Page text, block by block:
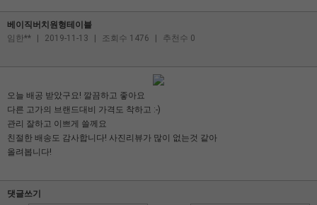
베이직버치원형테이블
임한**
2019-11-13 조회수 1476 추천수 0
오늘 배공 받았구요! 깔끔하고 좋아요
다른 고가의 브랜드대비 가격도 착하고 :-)
관리 잘하고 이쁘게 쓸께요
친절한 배송도 감사합니다! 사진리뷰가 많이 없는것 같아
올려봅니다!
댓글쓰기